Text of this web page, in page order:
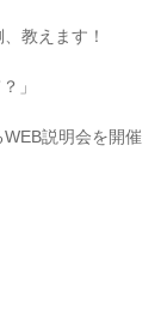
教えます！
」
説明会を開催